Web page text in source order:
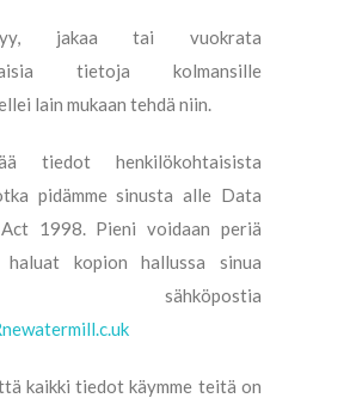
jakaa tai vuokrata
​​tietoja kolmansille
lain mukaan tehdä niin.
tiedot henkilökohtaisista
pidämme sinusta alle Data
1998. Pieni voidaan periä
haluat kopion hallussa sinua
sähköpostia
kaikki tiedot käymme teitä on